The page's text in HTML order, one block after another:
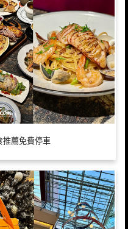
推薦免費停車